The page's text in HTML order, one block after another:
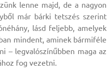
lenne majd, de a nagyon
már bárki tetszés szerint
lásd feljebb, amelyek
mindent, aminek bármiféle
– legvalószínűbben maga az
fog vezetni.